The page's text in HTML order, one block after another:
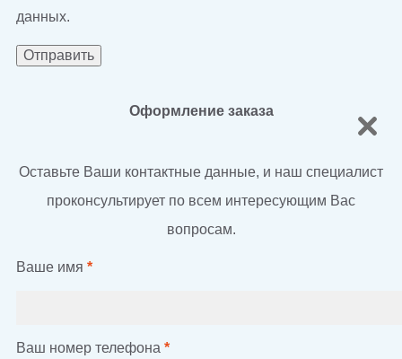
данных.
Оформление заказа
Оставьте Ваши контактные данные, и наш специалист
проконсультирует по всем интересующим Вас
вопросам.
Ваше имя *
Ваш номер телефона *